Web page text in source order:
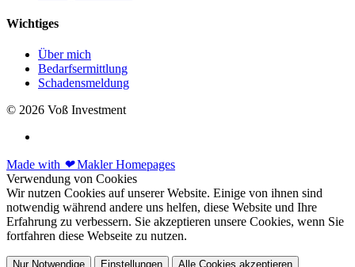
Wichtiges
Über mich
Bedarfsermittlung
Schadensmeldung
© 2026 Voß Investment
Made with ❤Makler Homepages
Verwendung von Cookies
Wir nutzen Cookies auf unserer Website. Einige von ihnen sind
notwendig während andere uns helfen, diese Website und Ihre
Erfahrung zu verbessern. Sie akzeptieren unsere Cookies, wenn Sie
fortfahren diese Webseite zu nutzen.
Nur Notwendige Einstellungen Alle Cookies akzeptieren